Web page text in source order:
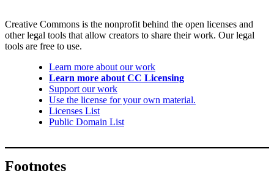
Creative Commons is the nonprofit behind the open licenses and
other legal tools that allow creators to share their work. Our legal
tools are free to use.
Learn more about our work
Learn more about CC Licensing
Support our work
Use the license for your own material.
Licenses List
Public Domain List
Footnotes